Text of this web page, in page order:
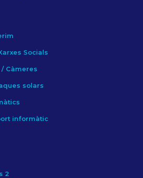
Socials
Càmeres
solars
informàtic
2